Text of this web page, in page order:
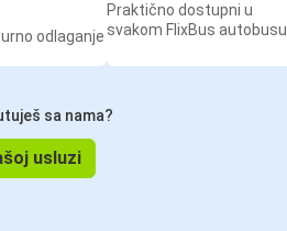
odlaganje
Praktično dostupni u
svakom FlixBus autobusu
sa nama?
usluzi